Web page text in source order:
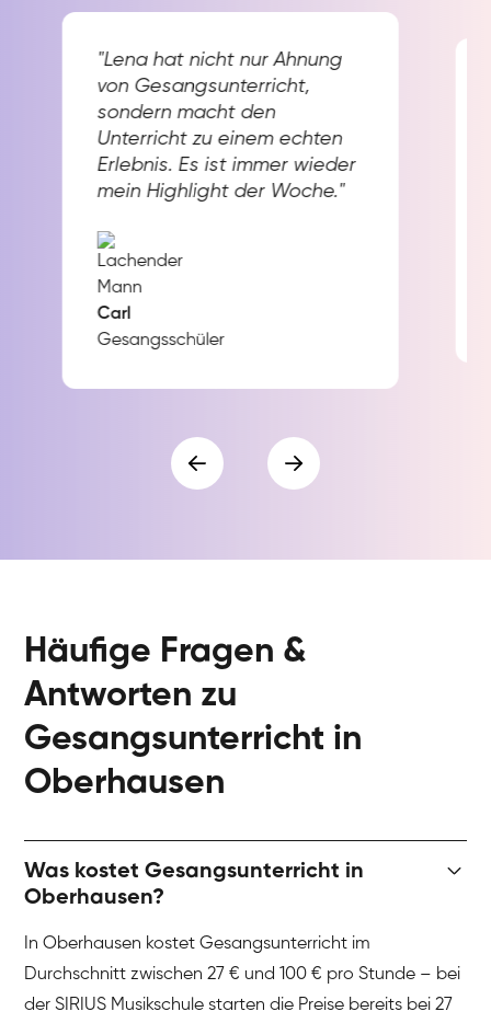
"Lena hat nicht nur Ahnung
von Gesangsunterricht,
sondern macht den
Unterricht zu einem echten
Erlebnis. Es ist immer wieder
mein Highlight der Woche."
Carl
Gesangsschüler
Häufige Fragen &
Antworten zu
Gesangsunterricht in
Oberhausen
Was kostet Gesangsunterricht in
Oberhausen?
In Oberhausen kostet Gesangsunterricht im
Durchschnitt zwischen 27 € und 100 € pro Stunde – bei
der SIRIUS Musikschule starten die Preise bereits bei 27